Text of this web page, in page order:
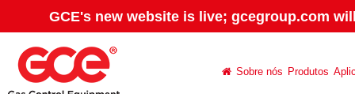
GCE's new website is live; gcegroup.com
Sobre nós Produtos